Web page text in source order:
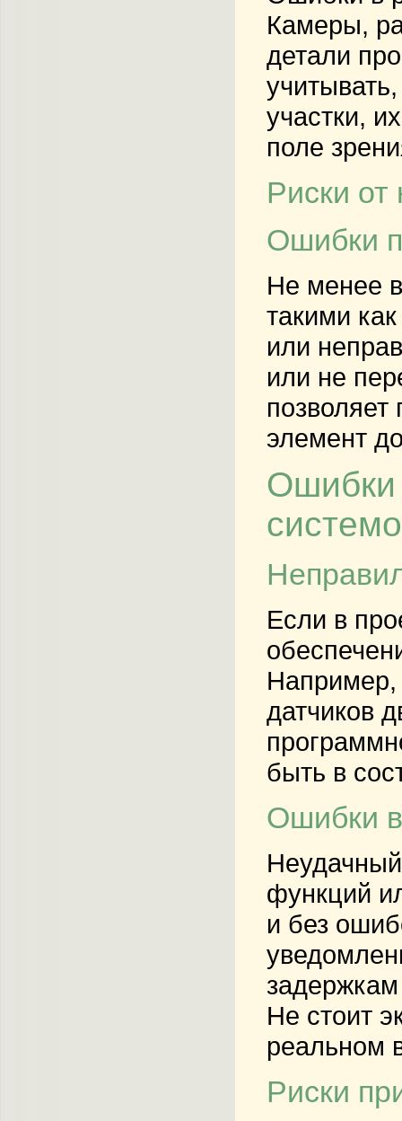
Камеры,
детали
участки,
поле
Риски от
Ошибки
Не менее
такими
или
или не
элемент
Ошибки
Если в
Например,
датчиков
быть в
Ошибки
функций
и без
задержкам
Не стоит
реальном
Риски